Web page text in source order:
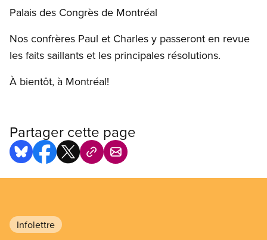
Palais des Congrès de Montréal
Nos confrères Paul et Charles y passeront en revue
les faits saillants et les principales résolutions.
À bientôt, à Montréal!
Partager cette page
Infolettre